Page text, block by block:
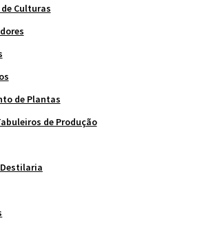
Culturas
de Plantas
de Produção